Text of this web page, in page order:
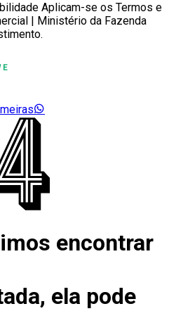
Aplicam-se os Termos e
| Ministério da Fazenda
encontrar
ela pode